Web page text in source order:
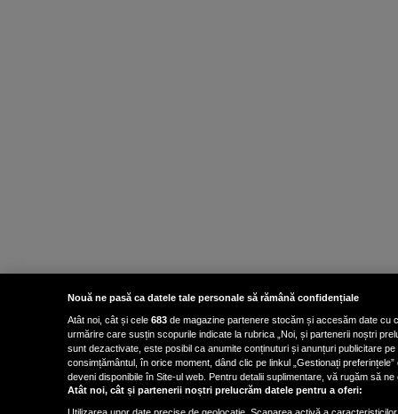
Nouă ne pasă ca datele tale personale să rămână confidențiale
Atât noi, cât și cele 683 de magazine partenere stocăm și accesăm date cu
urmărire care susțin scopurile indicate la rubrica „Noi, și partenerii noștri
sunt dezactivate, este posibil ca anumite conținuturi și anunțuri publicitare
consimțământul, în orice moment, dând clic pe linkul „Gestionați
deveni disponibile în Site-ul web. Pentru detalii suplimentare, vă rugăm să
Atât noi, cât și partenerii noștri prelucrăm datele pentru a oferi: